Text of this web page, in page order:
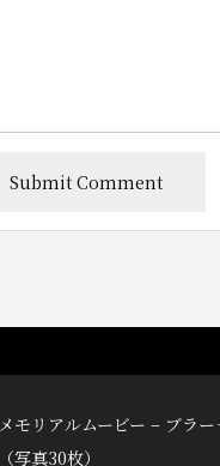
メモリアルムービー – ブラ
（写真30枚）